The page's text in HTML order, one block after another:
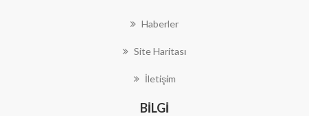
Haberler
Site Haritası
İletişim
BILGI